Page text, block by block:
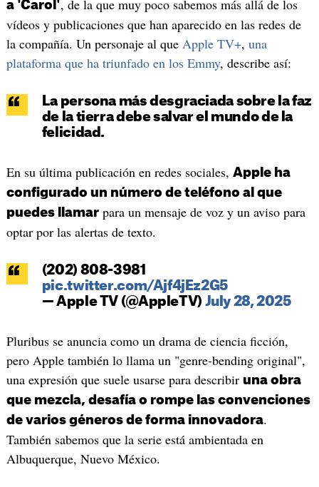
a 'Carol', de la que muy poco sabemos más allá de los
vídeos y publicaciones que han aparecido en las redes de
la compañía. Un personaje al que Apple TV+, una
plataforma que ha triunfado en los Emmy, describe así:
La persona más desgraciada sobre la faz
de la tierra debe salvar el mundo de la
felicidad.
En su última publicación en redes sociales, Apple ha
configurado un número de teléfono al que
puedes llamarpara un mensaje de voz y un aviso para
optar por las alertas de texto.
(202) 808-3981
pic.twitter.com/Ajf4jEz2G5
— Apple TV (@AppleTV) July 28, 2025
Pluribus se anuncia como un drama de ciencia ficción,
pero Apple también lo llama un "genre-bending original",
una expresión que suele usarse para describir una obra
que mezcla, desafía o rompe las convenciones
de varios géneros de forma innovadora.
También sabemos que la serie está ambientada en
Albuquerque, Nuevo México.